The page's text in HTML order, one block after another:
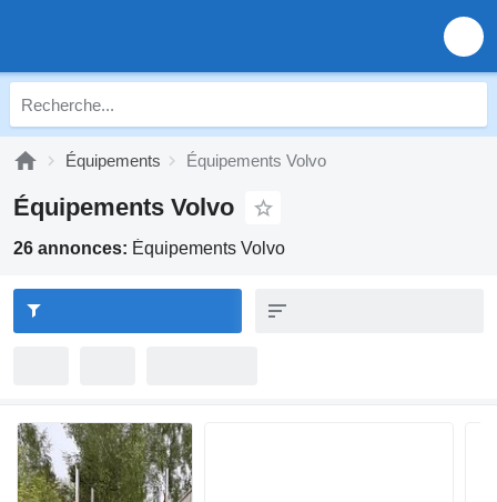
Équipements Équipements Volvo
Équipements Volvo
26 annonces: Équipements Volvo